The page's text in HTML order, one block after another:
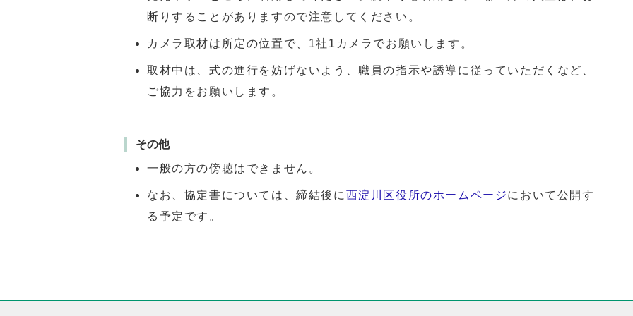
断りすることがありますので注意してください。
カメラ取材は所定の位置で、1社1カメラでお願いします。
取材中は、式の進行を妨げないよう、職員の指示や誘導に従っていただくなど、
ご協力をお願いします。
その他
一般の方の傍聴はできません。
なお、協定書については、締結後に 西淀川区役所のホームページにおいて公開す
る予定です。